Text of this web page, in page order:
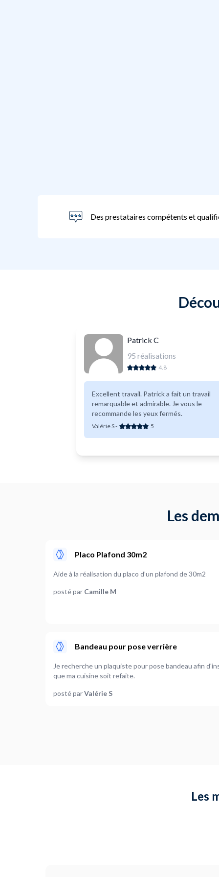
Des prestataires compétents et
Patrick C
95 réalisations
4.8
Excellent travail. Patrick a fait un travail
remarquable et admirable. Je vous le
recommande les yeux fermés.
Valérie S- 5
Les
Placo Plafond 30m2
Aide à la réalisation du placo d’un plafond de 30m2
posté par Camille M
Bandeau pour pose verrière
Je recherche un plaquiste pour pose bandeau afin
que ma cuisine soit refaite.
posté parValérie S
Les